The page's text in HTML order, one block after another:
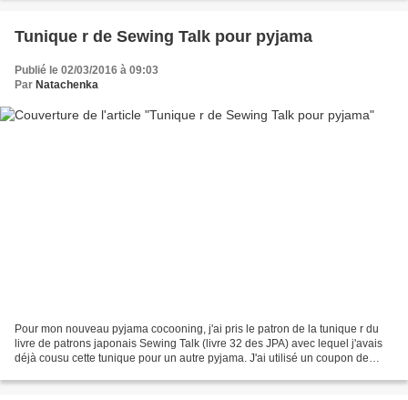
Tunique r de Sewing Talk pour pyjama
Publié le 02/03/2016 à 09:03
Par Natachenka
Pour mon nouveau pyjama cocooning, j'ai pris le patron de la tunique r du
livre de patrons japonais Sewing Talk (livre 32 des JPA) avec lequel j'avais
déjà cousu cette tunique pour un autre pyjama. J'ai utilisé un coupon de